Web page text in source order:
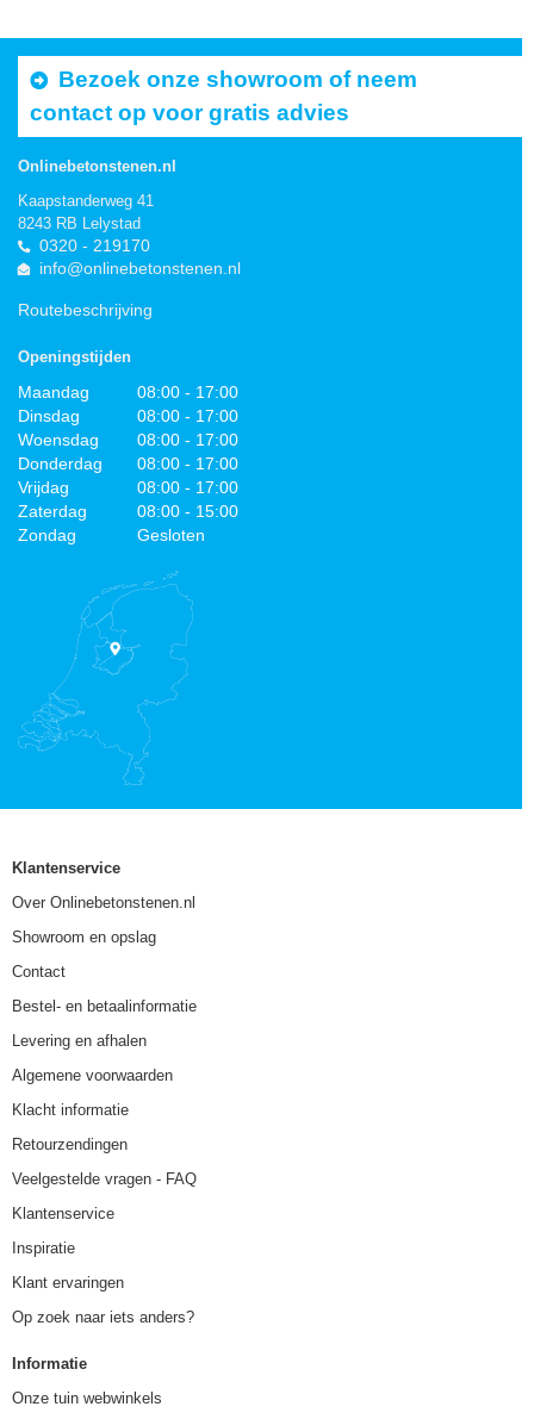
Bezoek onze showroom of neem
contact op voor gratis advies
Onlinebetonstenen.nl
Kaapstanderweg 41
8243 RB Lelystad
0320 - 219170
info@onlinebetonstenen.nl
Routebeschrijving
Openingstijden
Maandag
08:00 - 17:00
Dinsdag
08:00 - 17:00
Woensdag
08:00 - 17:00
Donderdag
08:00 - 17:00
Vrijdag
08:00 - 17:00
Zaterdag
08:00 - 15:00
Zondag
Gesloten
Klantenservice
Over Onlinebetonstenen.nl
Showroom en opslag
Contact
Bestel- en betaalinformatie
Levering en afhalen
Algemene voorwaarden
Klacht informatie
Retourzendingen
Veelgestelde vragen - FAQ
Klantenservice
Inspiratie
Klant ervaringen
Op zoek naar iets anders?
Informatie
Onze tuin webwinkels